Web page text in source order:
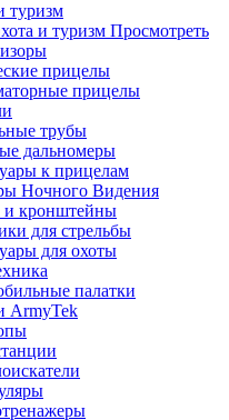
туризм
и туризм Просмотреть
прицелы
прицелы
трубы
дальномеры
к прицелам
Ночного Видения
и кронштейны
для стрельбы
для охоты
палатки
ArmyTek